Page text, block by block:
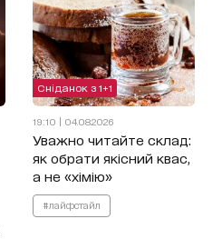
Сніданок з 1+1
19:10 | 04.08.2026
Уважно читайте склад:
як обрати якісний квас,
а не «хімію»
#лайфстайл